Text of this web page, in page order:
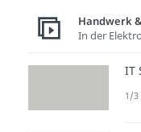
Handwerk
In der
IT
1/3